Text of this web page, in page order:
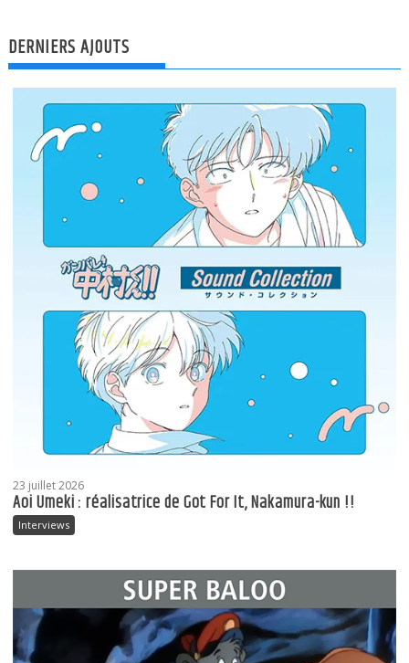
DERNIERS AJOUTS
23 juillet 2026
Aoi Umeki : réalisatrice de Got For It, Nakamura-kun !!
Interviews